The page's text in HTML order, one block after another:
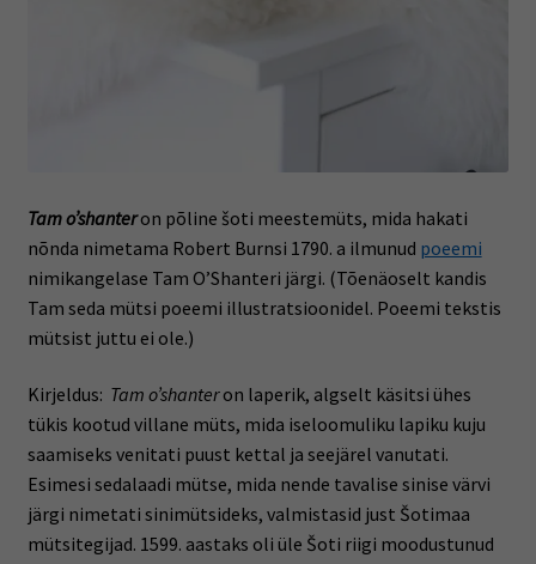
Tam o’shanteron põline šoti meestemüts, mida hakati
nõnda nimetama Robert Burnsi 1790. a ilmunud poeemi
nimikangelase Tam O’Shanteri järgi. (Tõenäoselt kandis
Tam seda mütsi poeemi illustratsioonidel. Poeemi tekstis
mütsist juttu ei ole.)
Kirjeldus: Tam o’shanteron laperik, algselt käsitsi ühes
tükis kootud villane müts, mida iseloomuliku lapiku kuju
saamiseks venitati puust kettal ja seejärel vanutati.
Esimesi sedalaadi mütse, mida nende tavalise sinise värvi
järgi nimetati sinimütsideks, valmistasid just Šotimaa
mütsitegijad. 1599. aastaks oli üle Šoti riigi moodustunud